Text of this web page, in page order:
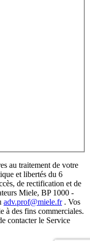
au traitement de votre
et libertés du 6
de rectification et de
Miele, BP 1000 -
adv.prof@miele.fr. Vos
à des fins commerciales.
contacter le Service